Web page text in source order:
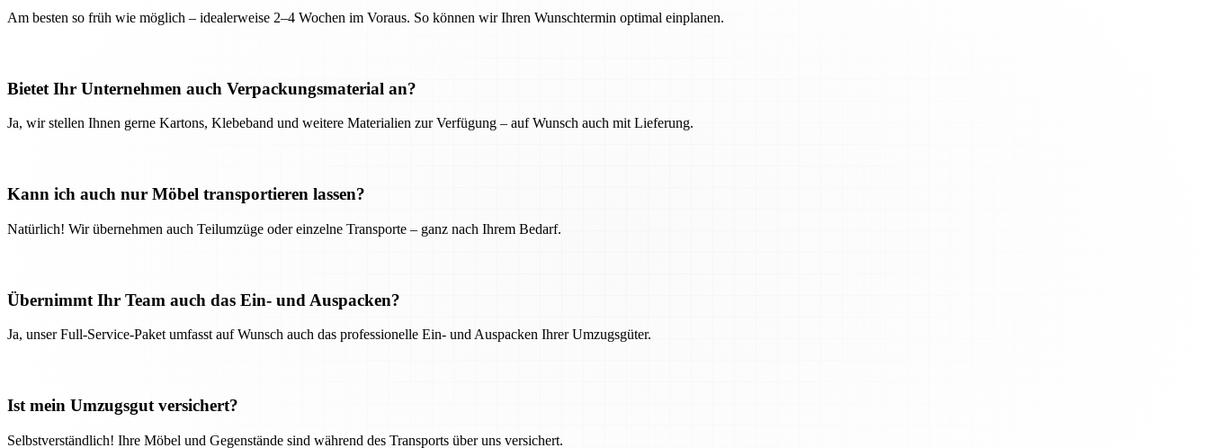
Am besten so früh wie möglich – idealerweise 2–4 Wochen im Voraus. So können wir Ihren Wunschtermin optimal einplanen.
Bietet Ihr Unternehmen auch Verpackungsmaterial an?
Ja, wir stellen Ihnen gerne Kartons, Klebeband und weitere Materialien zur Verfügung – auf Wunsch auch mit Lieferung.
Kann ich auch nur Möbel transportieren lassen?
Natürlich! Wir übernehmen auch Teilumzüge oder einzelne Transporte – ganz nach Ihrem Bedarf.
Übernimmt Ihr Team auch das Ein- und Auspacken?
Ja, unser Full-Service-Paket umfasst auf Wunsch auch das professionelle Ein- und Auspacken Ihrer Umzugsgüter.
Ist mein Umzugsgut versichert?
Selbstverständlich! Ihre Möbel und Gegenstände sind während des Transports über uns versichert.